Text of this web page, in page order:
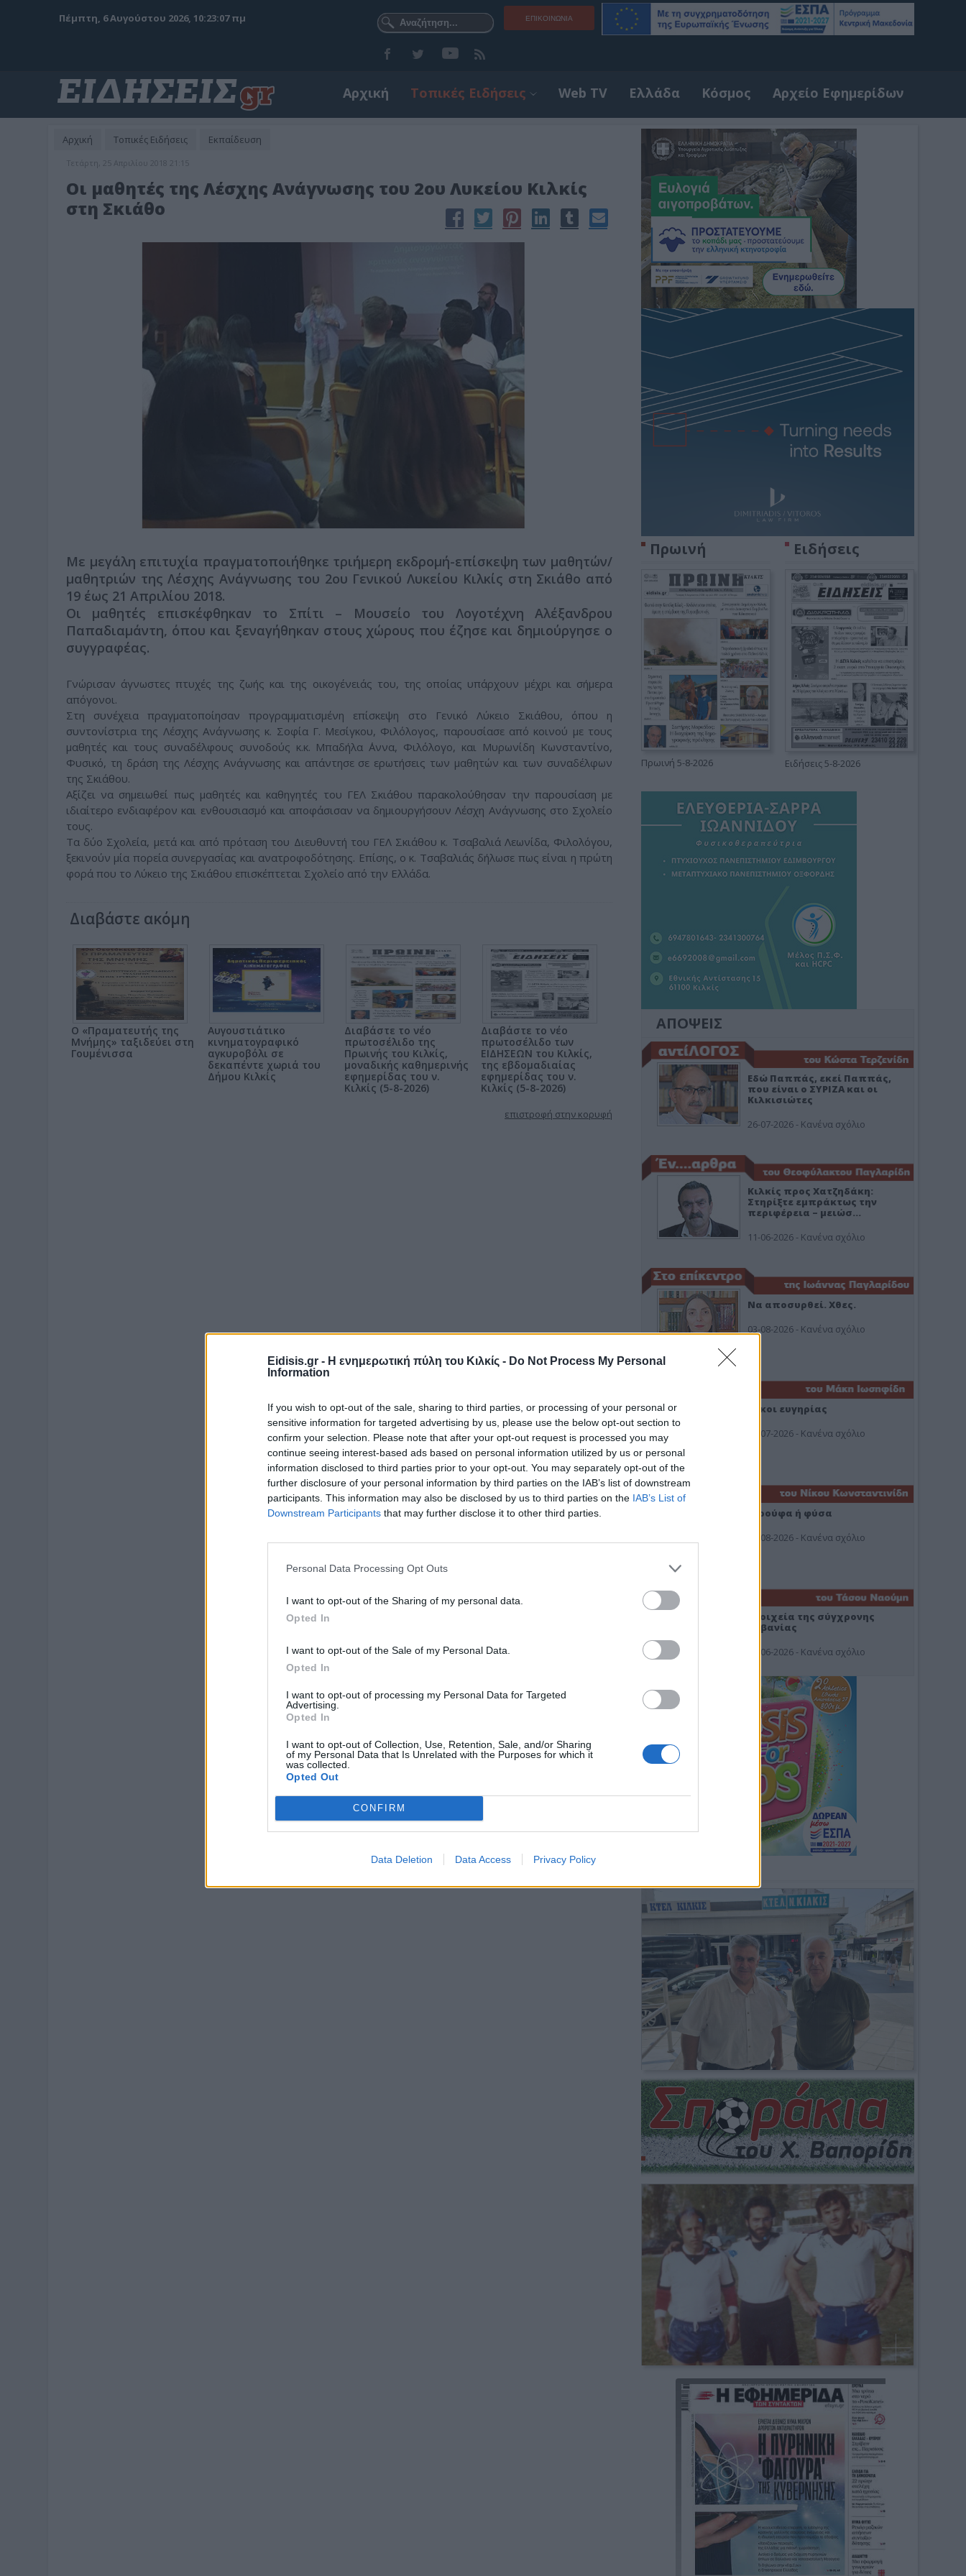
Eidisis.gr - Η ενημερωτική πύλη του Κιλκίς - Do Not Process My Personal
Information
If you wish to opt-out of the sale, sharing to third parties, or processing of your personal or
sensitive information for targeted advertising by us, please use the below opt-out section to
confirm your selection. Please note that after your opt-out request is processed you may
continue seeing interest-based ads based on personal information utilized by us or personal
information disclosed to third parties prior to your opt-out. You may separately opt-out of the
further disclosure of your personal information by third parties on the IAB’s list of downstream
participants. This information may also be disclosed by us to third parties on the IAB’s List of
Downstream Participants that may further disclose it to other third parties.
Personal Data Processing Opt Outs
I want to opt-out of the Sharing of my personal data.
Opted In
I want to opt-out of the Sale of my Personal Data.
Opted In
I want to opt-out of processing my Personal Data for Targeted
Advertising.
Opted In
I want to opt-out of Collection, Use, Retention, Sale, and/or Sharing
of my Personal Data that Is Unrelated with the Purposes for which it
was collected.
Opted Out
CONFIRM
Data Deletion Data Access Privacy Policy
ΕΠΙΚΟΙΝΩΝΊΑ
Πέμπτη, 6 Αυγούστου 2026, 10:23:09 πμ
Αρχική Τοπικές Ειδήσεις Web TV Ελλάδα Κόσμος Αρχείο Εφημερίδων
Αρχική Τοπικές Ειδήσεις Εκπαίδευση
Τετάρτη, 25 Απριλίου 2018 21:15
Οι μαθητές της Λέσχης Ανάγνωσης του 2ου Λυκείου Κιλκίς
στη Σκιάθο
Mε μεγάλη επιτυχία πραγματοποιήθηκε τριήμερη εκδρομή-επίσκεψη των μαθητών/
μαθητριών της Λέσχης Ανάγνωσης του 2ου Γενικού Λυκείου Κιλκίς στη Σκιάθο από
19 έως 21 Απριλίου 2018.
Οι μαθητές επισκέφθηκαν το Σπίτι – Μουσείο του Λογοτέχνη Αλέξανδρου
Παπαδιαμάντη, όπου και ξεναγήθηκαν στους χώρους που έζησε και δημιούργησε ο
συγγραφέας.
Γνώρισαν άγνωστες πτυχές της ζωής και της οικογένειάς του, της οποίας υπάρχουν μέχρι και σήμερα
απόγονοι.
Στη συνέχεια πραγματοποίησαν προγραμματισμένη επίσκεψη στο Γενικό Λύκειο Σκιάθου, όπου η
συντονίστρια της Λέσχης Ανάγνωσης κ. Σοφία Γ. Μεσίγκου, Φιλόλογος, παρουσίασε από κοινού με τους
μαθητές και τους συναδέλφους συνοδούς κ.κ. Μπαδήλα ΄Αννα, Φιλόλογο, και Μυρωνίδη Κωνσταντίνο,
Φυσικό, τη δράση της Λέσχης Ανάγνωσης και απάντησε σε ερωτήσεις των μαθητών και των συναδέλφων
της Σκιάθου.
Αξίζει να σημειωθεί πως μαθητές και καθηγητές του ΓΕΛ Σκιάθου παρακολούθησαν την παρουσίαση με
ιδιαίτερο ενδιαφέρον και ενθουσιασμό και αποφάσισαν να δημιουργήσουν Λέσχη Ανάγνωσης στο Σχολείο
τους.
Τα δύο Σχολεία, μετά και από πρόταση του Διευθυντή του ΓΕΛ Σκιάθου κ. Τσαβαλιά Λεωνίδα, Φιλολόγου,
ξεκινούν μία πορεία συνεργασίας και ανατροφοδότησης. Επίσης, ο κ. Τσαβαλιάς δήλωσε πως είναι η πρώτη
φορά που το Λύκειο της Σκιάθου επισκέπτεται Σχολείο από την Ελλάδα.
Διαβάστε ακόμη
Ο «Πραματευτής της
Μνήμης» ταξιδεύει στη
Γουμένισσα
Αυγουστιάτικο
κινηματογραφικό
αγκυροβόλι σε
δεκαπέντε χωριά του
Δήμου Κιλκίς
Διαβάστε το νέο
πρωτοσέλιδο της
Πρωινής του Κιλκίς,
μοναδικής καθημερινής
εφημερίδας του ν.
Κιλκίς (5-8-2026)
Διαβάστε το νέο
πρωτοσέλιδο των
ΕΙΔΗΣΕΩΝ του Κιλκίς,
της εβδομαδιαίας
εφημερίδας του ν.
Κιλκίς (5-8-2026)
επιστροφή στην κορυφή
Πρωινή
Πρωινή 5-8-2026
Ειδήσεις
Ειδήσεις 5-8-2026
ΑΠΟΨΕΙΣ
Εδώ Παππάς, εκεί Παππάς,
που είναι ο ΣΥΡΙΖΑ και οι
Κιλκισιώτες
26-07-2026 - Κανένα σχόλιο
Κιλκίς προς Χατζηδάκη:
Στηρίξτε εμπράκτως την
περιφέρεια – μειώσ…
11-06-2026 - Κανένα σχόλιο
Να αποσυρθεί. Χθες.
03-08-2026 - Κανένα σχόλιο
Οίκοι ευγηρίας
24-07-2026 - Κανένα σχόλιο
Ή ρούφα ή φύσα
03-08-2026 - Κανένα σχόλιο
Στοιχεία της σύγχρονης
Αλβανίας
19-06-2026 - Κανένα σχόλιο